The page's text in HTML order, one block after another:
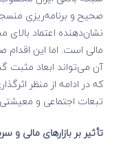
صحیح و برنامه‌ریزی
نشان‌دهنده اعتماد بالای
مالی است. اما این اقدام
آن می‌تواند ابعاد مثبت
که در ادامه از منظر
تبعات اجتماعی و
تأثیر بر بازارهای مالی و